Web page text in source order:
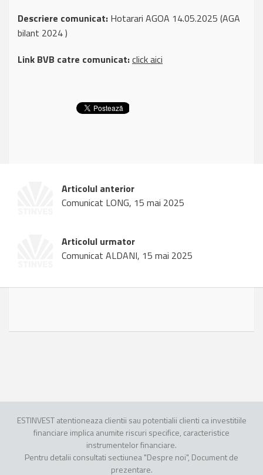
Descriere comunicat: Hotarari AGOA 14.05.2025 (AGA
bilant 2024 )
Link BVB catre comunicat:click aici
Articolul anterior
Comunicat LONG, 15 mai 2025
Articolul urmator
Comunicat ALDANI, 15 mai 2025
ESTINVEST atentioneaza clientii sau potentialii clienti ca investitiile
financiare implica anumite riscuri specifice, caracteristice
instrumentelor financiare.
Pentru detalii consultati sectiunea "Despre noi", Document de
prezentare.